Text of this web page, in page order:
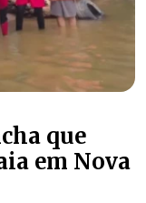
que
em Nova